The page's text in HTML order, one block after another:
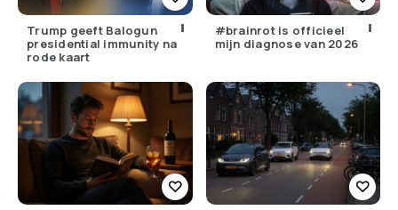
Trump geeft Balogun
presidential immunity na
rode kaart
#brainrot is officieel
mijn diagnose van 2026